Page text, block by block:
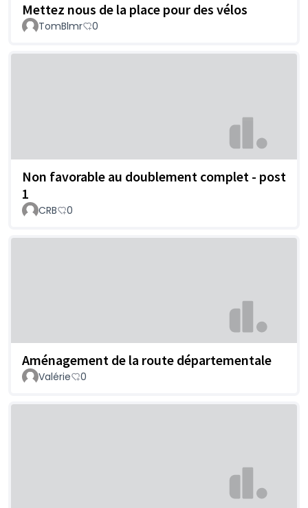
Mettez nous de la place pour des vélos
TomBlmr 0
Non favorable au doublement complet - post
1
CRB 0
Aménagement de la route départementale
Valérie 0